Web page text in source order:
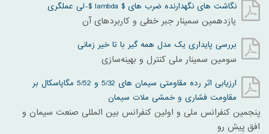
نگاشت های نگهدارنده ضرب های $ lambda $-لی عملگری
یازدهمین سمینار جبر خطی و کاربردهای آن
بررسی پایداری یک مدل همه گیر با تا خیر زمانی
سومین سمینار ملی کنترل و بهینه‌سازی
ارزیابی اثر رده مقاومتی سیمان های 5/32 و 5/52 مگاپاسکال بر
مقاومت فشاری و خمشی ملات سیمان
پنجمین کنفرانس ملی و اولین کنفرانس بین المللی صنعت سیمان و
افق پیش رو